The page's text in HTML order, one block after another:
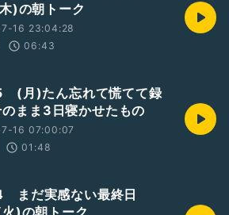
)の朝トーク
16 23:04:28
06:43
(月)たん忘れて慌てて録
のまま3日寝かせたもの
16 07:00:07
01:48
まだ実感ない最終日
)の朝トーク